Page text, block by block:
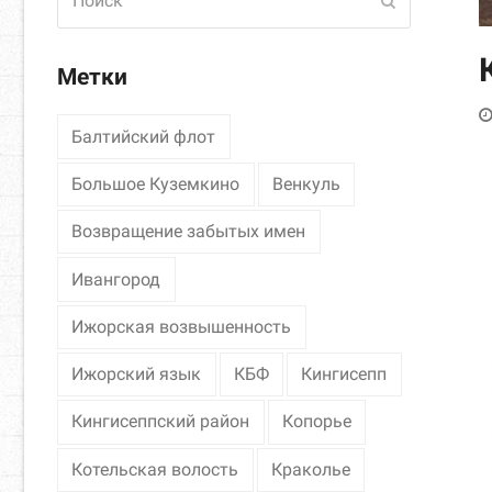
Метки
Балтийский флот
Большое Куземкино Венкуль
Возвращение забытых имен
Ивангород
Ижорская возвышенность
Ижорский язык КБФ Кингисепп
Кингисеппский район Копорье
Котельская волость Краколье